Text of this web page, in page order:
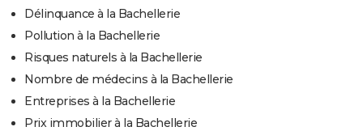
Délinquance à la Bachellerie
Pollution à la Bachellerie
Risques naturels à la Bachellerie
Nombre de médecins à la Bachellerie
Entreprises à la Bachellerie
Prix immobilier à la Bachellerie